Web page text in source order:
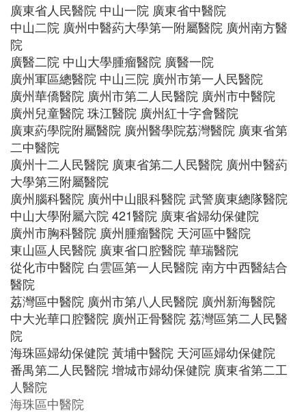
廣東省人民醫院 中山一院 廣東省中醫院
中山二院 廣州中醫葯大學第一附屬醫院 廣州南方醫
院
廣醫二院 中山大學腫瘤醫院 廣醫一院
廣州軍區總醫院 中山三院 廣州市第一人民醫院
廣州華僑醫院 廣州市第二人民醫院 廣州市中醫院
廣州兒童醫院 珠江醫院 廣州紅十字會醫院
廣東葯學院附屬醫院 廣州醫學院荔灣醫院 廣東省第
二中醫院
廣州十二人民醫院 廣東省第二人民醫院 廣州中醫葯
大學第三附屬醫院
廣州腦科醫院 廣州中山眼科醫院 武警廣東總隊醫院
中山大學附屬六院 421醫院 廣東省婦幼保健院
廣州市胸科醫院 廣州腫瘤醫院 天河區中醫院
東山區人民醫院 廣東省口腔醫院 華瑞醫院
從化市中醫院 白雲區第一人民醫院 南方中西醫結合
醫院
荔灣區中醫院 廣州市第八人民醫院 廣州新海醫院
中大光華口腔醫院 廣州正骨醫院 荔灣區第二人民醫
院
海珠區婦幼保健院 黃埔中醫院 天河區婦幼保健院
番禺第二人民醫院 增城市婦幼保健院 廣東省第二工
人醫院
海珠區中醫院